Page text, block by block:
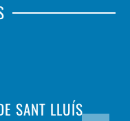
LLUÍS